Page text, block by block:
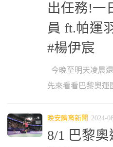
出任務!一
員 ft.帕運
#楊伊宸
今晚至明天凌晨
先來看看巴黎奧運
晚安體育新聞 2024-
8/1 巴黎